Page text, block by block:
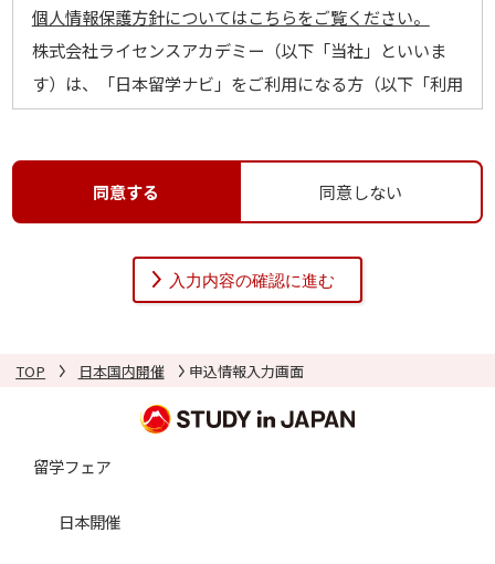
個人情報保護方針についてはこちらをご覧ください。
株式会社ライセンスアカデミー（以下「当社」といいま
す）は、「日本留学ナビ」をご利用になる方（以下「利用
者」といいます）のプライバシーを尊重し、利用者の個人
い、これを取扱うものとします。
個人情報とは、利用者個人に関する情報であって、当該情
報を構成する氏名、住所、電話番号、メールアドレス、学
いいます。また、その情報のみでは識別できない場合で
も、他の情報と容易に照合することができ、結果的に利用
者個人を識別できるものも個人情報に含まれます。
２．個人情報の利用目的
個人情報の利用目的は以下の通りです。当社は、本人の同
同意する 同意しない
TOP 日本国内開催 申込情報入力画面
留学フェア
日本開催